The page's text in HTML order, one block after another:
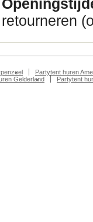
retourneren
Partytent huren
Gelderland Partytent